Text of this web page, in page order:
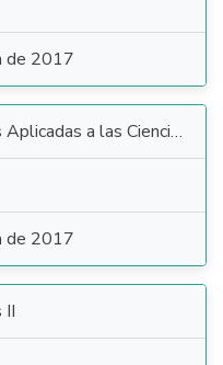
de 2017
a las Ciencias Sociales
de 2017
II